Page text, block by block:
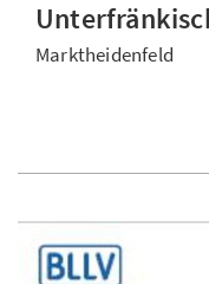
Marktheidenfeld